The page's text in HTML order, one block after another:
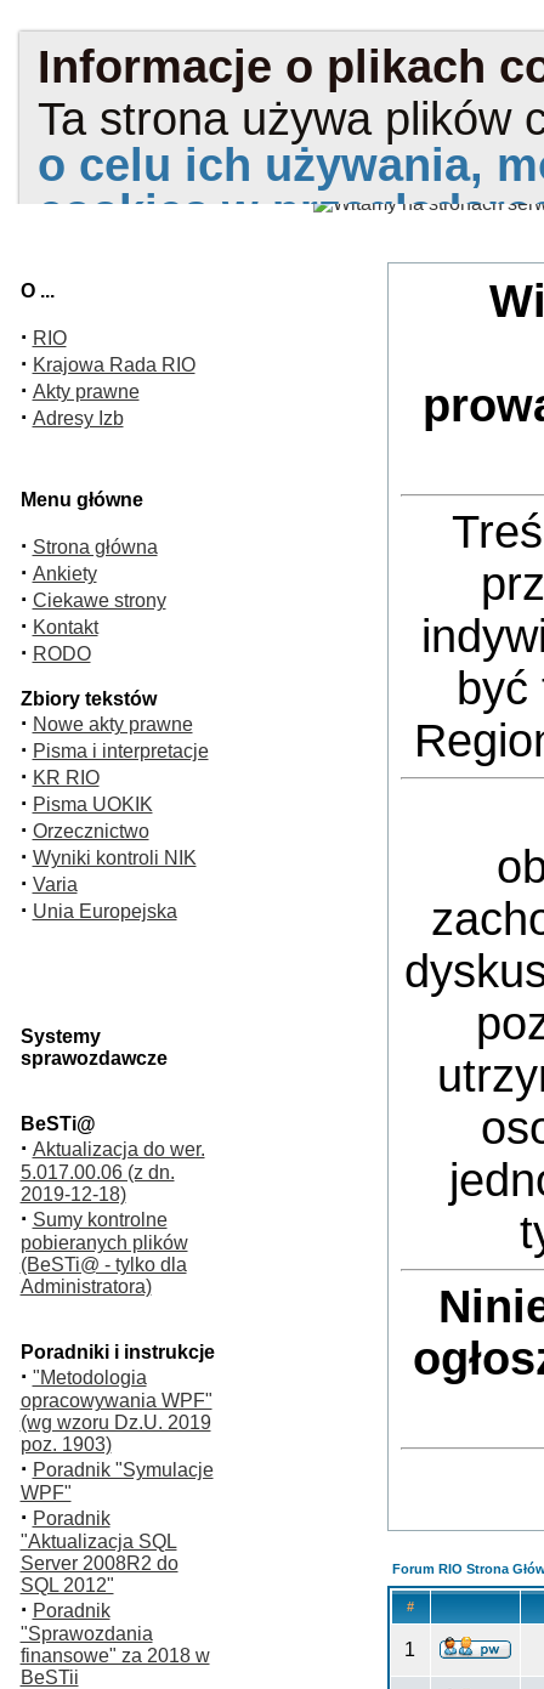
O ...
· RIO
· Krajowa Rada RIO
· Akty prawne
· Adresy Izb
Menu główne
· Strona główna
· Ankiety
· Ciekawe strony
· Kontakt
· RODO
Zbiory tekstów
· Nowe akty prawne
· Pisma i interpretacje
· KR RIO
· Pisma UOKIK
· Orzecznictwo
· Wyniki kontroli NIK
· Varia
· Unia Europejska
Systemy
sprawozdawcze
BeSTi@
· Aktualizacja do wer.
5.017.00.06 (z dn.
2019-12-18)
· Sumy kontrolne
pobieranych plików
(BeSTi@ - tylko dla
Administratora)
Poradniki i instrukcje
· "Metodologia
opracowywania WPF"
(wg wzoru Dz.U. 2019
poz. 1903)
· Poradnik "Symulacje
WPF"
· Poradnik
"Aktualizacja SQL
Server 2008R2 do
SQL 2012"
· Poradnik
"Sprawozdania
finansowe" za 2018 w
BeSTii
Forum RIO Strona
#
1